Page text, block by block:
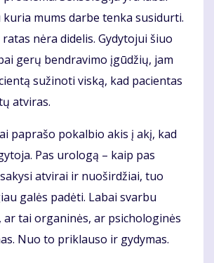
mums darbe tenka susidurti.
nėra didelis. Gydytojui šiuo
gerų bendravimo įgūdžių, jam
sužinoti viską, kad pacientas
atviras.
paprašo pokalbio akis į akį, kad
Pas urologą – kaip pas
atvirai ir nuoširdžiai, tuo
galės padėti. Labai svarbu
tai organinės, ar psichologinės
Nuo to priklauso ir gydymas.